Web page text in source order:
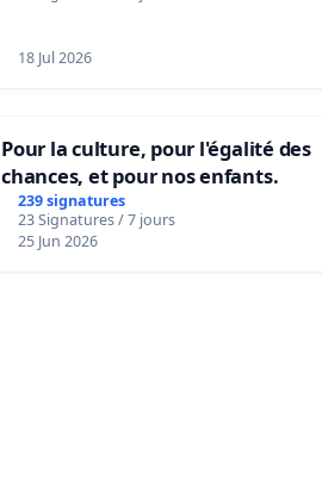
18 Jul 2026
Pour la culture, pour l'égalité des
chances, et pour nos enfants.
239 signatures
23 Signatures / 7 jours
25 Jun 2026